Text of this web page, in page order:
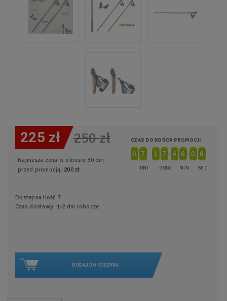
225 zł 250 zł
Najniższa cena w okresie 30 dni
przed promocją: 200 zł
CZAS DO KOŃCA PROMOCJI
0
0
0 7
7
0 1
1
0 7
7
0 4
4
0 6
6
0 0
0
1 5
5
6
DNI GODZ MIN SEC
Dostepna ilość 7
Czas dostawy: 1-2 dni robocze
DODAJ DO KOSZYKA